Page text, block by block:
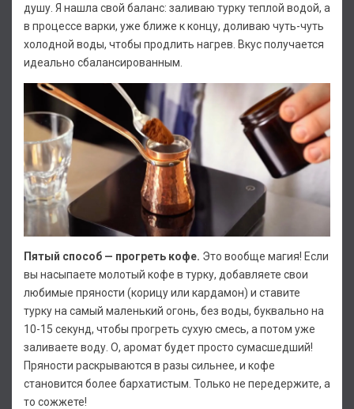
душу. Я нашла свой баланс: заливаю турку теплой водой, а
в процессе варки, уже ближе к концу, доливаю чуть-чуть
холодной воды, чтобы продлить нагрев. Вкус получается
идеально сбалансированным.
Пятый способ — прогреть кофе. Это вообще магия! Если
вы насыпаете молотый кофе в турку, добавляете свои
любимые пряности (корицу или кардамон) и ставите
турку на самый маленький огонь, без воды, буквально на
10-15 секунд, чтобы прогреть сухую смесь, а потом уже
заливаете воду. О, аромат будет просто сумасшедший!
Пряности раскрываются в разы сильнее, и кофе
становится более бархатистым. Только не передержите, а
то сожжете!